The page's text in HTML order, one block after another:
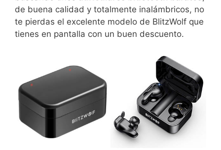
de buena calidad y totalmente inalámbricos, no
te pierdas el excelente modelo de BlitzWolf que
tienes en pantalla con un buen descuento.